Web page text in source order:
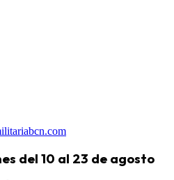
del 10 al 23 de agosto